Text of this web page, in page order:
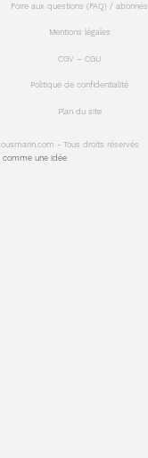
- Tous droits réservés
comme une idée
Foire aux questions (FAQ) / abonnés
Mentions légales
CGV – CGU
Politique de confidentialité
Plan du site